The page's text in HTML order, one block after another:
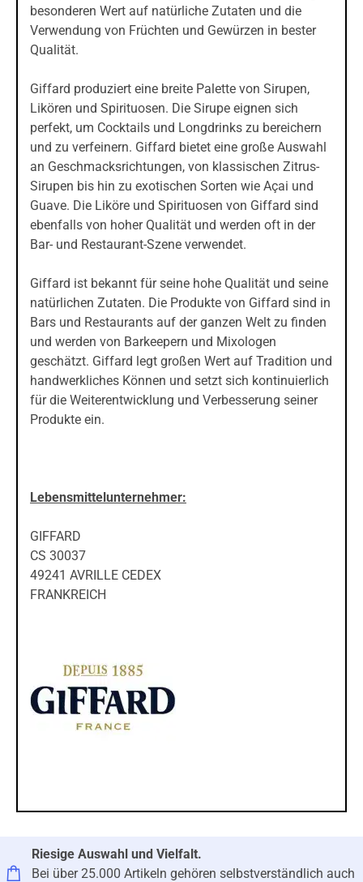
besonderen Wert auf natürliche Zutaten und die
Verwendung von Früchten und Gewürzen in bester
Qualität.
Giffard produziert eine breite Palette von Sirupen,
Likören und Spirituosen. Die Sirupe eignen sich
perfekt, um Cocktails und Longdrinks zu bereichern
und zu verfeinern. Giffard bietet eine große Auswahl
an Geschmacksrichtungen, von klassischen Zitrus-
Sirupen bis hin zu exotischen Sorten wie Açai und
Guave. Die Liköre und Spirituosen von Giffard sind
ebenfalls von hoher Qualität und werden oft in der
Bar- und Restaurant-Szene verwendet.
Giffard ist bekannt für seine hohe Qualität und seine
natürlichen Zutaten. Die Produkte von Giffard sind in
Bars und Restaurants auf der ganzen Welt zu finden
und werden von Barkeepern und Mixologen
geschätzt. Giffard legt großen Wert auf Tradition und
handwerkliches Können und setzt sich kontinuierlich
für die Weiterentwicklung und Verbesserung seiner
Produkte ein.
Lebensmittelunternehmer:
GIFFARD
CS 30037
49241 AVRILLE CEDEX
FRANKREICH
Riesige Auswahl und Vielfalt.
Bei über 25.000 Artikeln gehören selbstverständlich auch